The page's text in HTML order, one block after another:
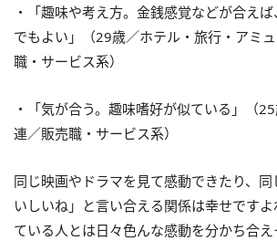
・「趣味や考え方。金銭感覚などが合え
でもよい」（29歳／ホテル・旅行・アミ
職・サービス系）
・「気が合う。趣味嗜好が似ている」（
連／販売職・サービス系）
同じ映画やドラマを見て感動できたり、
いしいね」と言い合える関係は幸せです
ている人とは日々色んな感動を分かち合え